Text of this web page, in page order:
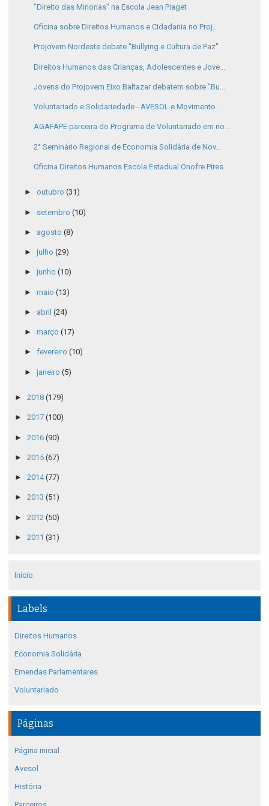
"Direito das Minorias" na Escola Jean Piaget
Oficina sobre Direitos Humanos e Cidadania no Proj...
Projovem Nordeste debate "Bullying e Cultura de Paz"
Direitos Humanos das Crianças, Adolescentes e Jove...
Jovens do Projovem Eixo Baltazar debatem sobre "Bu...
Voluntariado e Solidariedade - AVESOL e Movimento ...
AGAFAPE parceira do Programa de Voluntariado em no...
2° Seminário Regional de Economia Solidária de Nov...
Oficina Direitos Humanos Escola Estadual Onofre Pires
► outubro (31)
► setembro (10)
► agosto (8)
► julho (29)
► junho (10)
► maio (13)
► abril (24)
► março (17)
► fevereiro (10)
► janeiro (5)
► 2018 (179)
► 2017 (100)
► 2016 (90)
► 2015 (67)
► 2014(77)
► 2013 (51)
► 2012 (50)
► 2011 (31)
Início
Labels
Direitos Humanos
Economia Solidária
Emendas Parlamentares
Voluntariado
Páginas
Página inicial
Avesol
História